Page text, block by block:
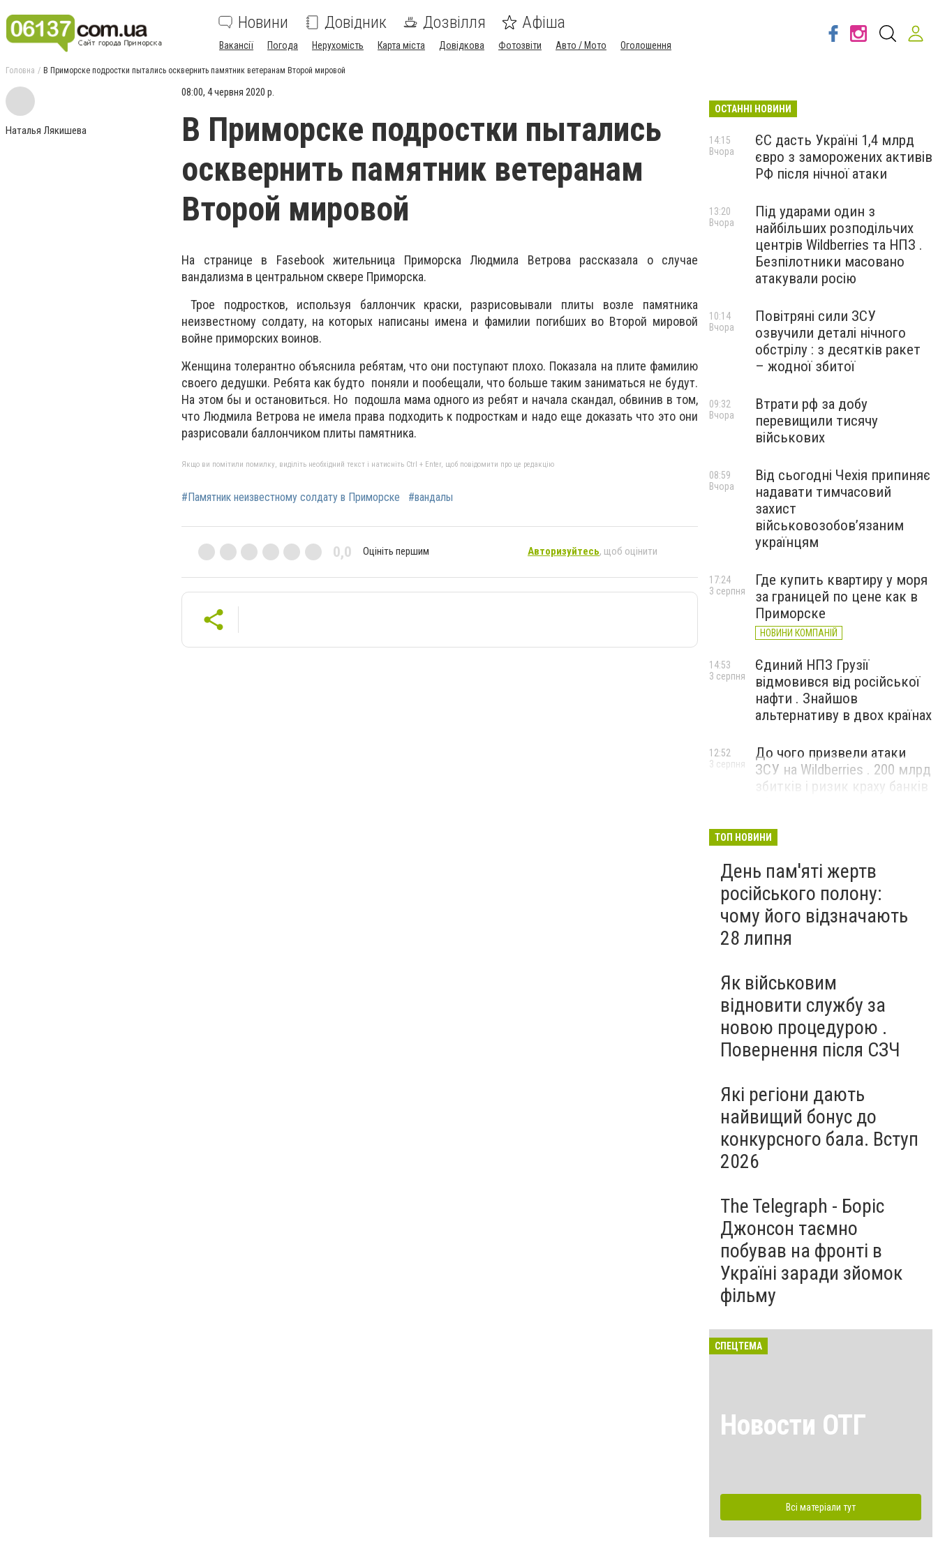
Новини Довідник Дозвілля Афіша
Вакансії Погода Нерухомість Карта міста Довідкова Фотозвіти Авто / Мото Оголошення
Головна В Приморске подростки пытались осквернить памятник ветеранам Второй мировой
Наталья Лякишева
08:00, 4 червня 2020 р.
В Приморске подростки пытались
осквернить памятник ветеранам
Второй мировой
На странице в Fasebook жительница Приморска Людмила Ветрова рассказала о случае
вандализма в центральном сквере Приморска.
Трое подростков, используя баллончик краски, разрисовывали плиты возле памятника
неизвестному солдату, на которых написаны имена и фамилии погибших во Второй мировой
войне приморских воинов.
Женщина толерантно объяснила ребятам, что они поступают плохо. Показала на плите фамилию
своего дедушки. Ребята как будто поняли и пообещали, что больше таким заниматься не будут.
На этом бы и остановиться. Но подошла мама одного из ребят и начала скандал, обвинив в том,
что Людмила Ветрова не имела права подходить к подросткам и надо еще доказать что это они
разрисовали баллончиком плиты памятника.
Якщо ви помітили помилку, виділіть необхідний текст і натисніть Ctrl + Enter, щоб повідомити про це редакцію
#Памятник неизвестному солдату в Приморске #вандалы
0,0 Оцініть першим Авторизуйтесь, щоб оцінити
ОСТАННІ НОВИНИ
ЄС дасть Україні 1,4 млрд
євро з заморожених активів
РФ після нічної атаки
14:15
Вчора
Під ударами один з
найбільших розподільчих
центрів Wildberries та НПЗ .
Безпілотники масовано
атакували росію
13:20
Вчора
Повітряні сили ЗСУ
озвучили деталі нічного
обстрілу : з десятків ракет
– жодної збитої
10:14
Вчора
Втрати рф за добу
перевищили тисячу
військових
09:32
Вчора
Від сьогодні Чехія припиняє
надавати тимчасовий
захист
військовозобов’язаним
українцям
08:59
Вчора
Где купить квартиру у моря
за границей по цене как в
Приморске
НОВИНИ КОМПАНІЙ
17:24
3 серпня
Єдиний НПЗ Грузії
відмовився від російської
нафти . Знайшов
альтернативу в двох країнах
14:53
3 серпня
До чого призвели атаки
ЗСУ на Wildberries . 200 млрд
збитків і ризик краху банків
12:52
3 серпня
ТОП НОВИНИ
День пам'яті жертв
російського полону:
чому його відзначають
28 липня
Як військовим
відновити службу за
новою процедурою .
Повернення після СЗЧ
Які регіони дають
найвищий бонус до
конкурсного бала. Вступ
2026
The Telegraph - Боріс
Джонсон таємно
побував на фронті в
Україні заради зйомок
фільму
СПЕЦТЕМА
Новости ОТГ
Всі матеріали тут